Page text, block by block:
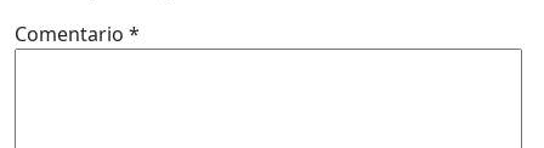
Comentario *